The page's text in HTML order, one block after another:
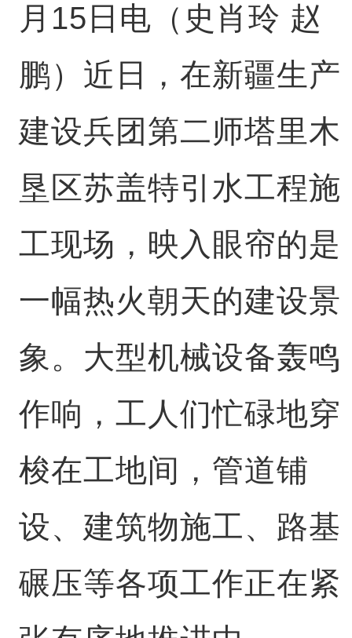
月15日电（史肖玲 赵
鹏）近日，在新疆生产
建设兵团第二师塔里木
垦区苏盖特引水工程施
工现场，映入眼帘的是
一幅热火朝天的建设景
象。大型机械设备轰鸣
作响，工人们忙碌地穿
梭在工地间，管道铺
设、建筑物施工、路基
碾压等各项工作正在紧